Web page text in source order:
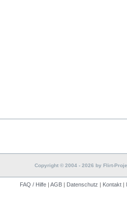
Copyright © 2004 - 2026 by Flirt-
FAQ / Hilfe | AGB | Datenschutz | Kontakt |